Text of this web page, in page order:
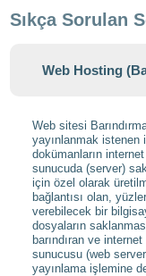
Sıkça Sorulan
Web Hosting
Web sitesi
yayınlanmak istenen
dokümanların
sunucuda (server)
için özel olarak
bağlantısı olan,
verebilecek bir
dosyaların
barındıran ve
sunucusu (web
yayınlama işlemine